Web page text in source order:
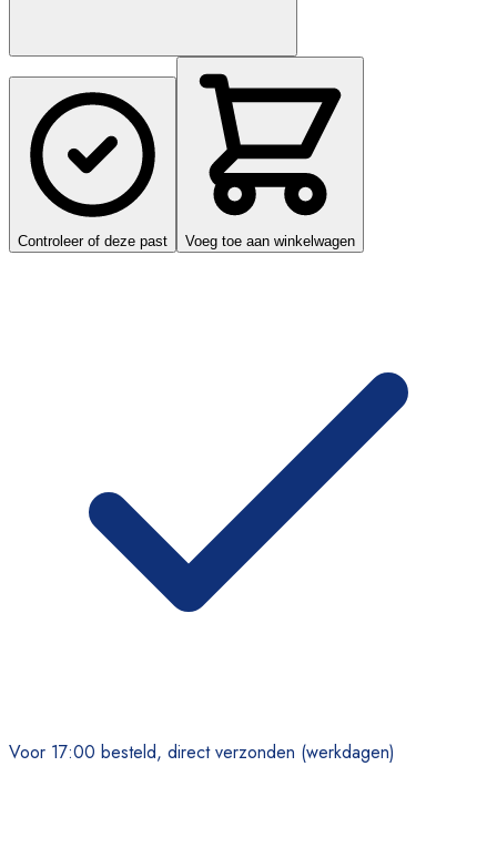
Controleer of deze past Voeg toe aan winkelwagen
Voor 17:00 besteld, direct verzonden (werkdagen)